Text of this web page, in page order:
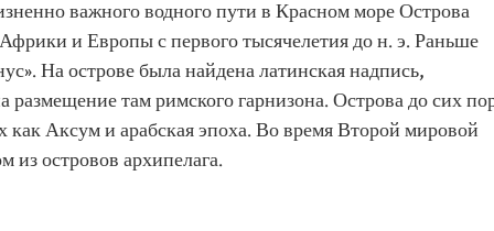
важного водного пути в Красном море Острова
и Европы с первого тысячелетия до н. э. Раньше
На острове была найдена латинская надпись,
размещение там римского гарнизона. Острова до сих
как Аксум и арабская эпоха. Во время Второй мировой
островов архипелага.